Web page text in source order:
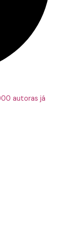
autoras já